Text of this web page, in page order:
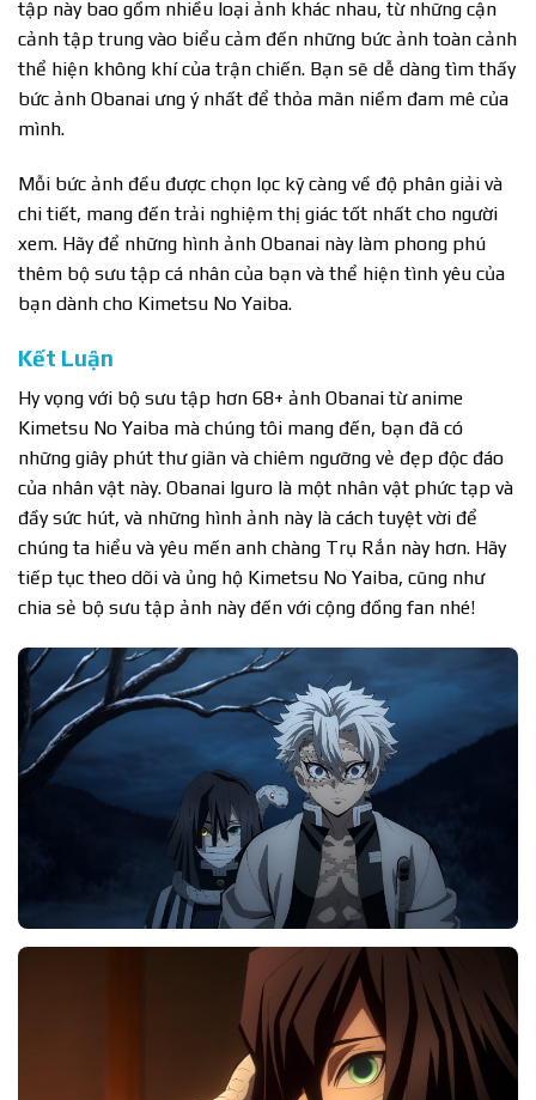
tập này bao gồm nhiều loại ảnh khác nhau, từ những cận
cảnh tập trung vào biểu cảm đến những bức ảnh toàn cảnh
thể hiện không khí của trận chiến. Bạn sẽ dễ dàng tìm thấy
bức ảnh Obanai ưng ý nhất để thỏa mãn niềm đam mê của
mình.
Mỗi bức ảnh đều được chọn lọc kỹ càng về độ phân giải và
chi tiết, mang đến trải nghiệm thị giác tốt nhất cho người
xem. Hãy để những hình ảnh Obanai này làm phong phú
thêm bộ sưu tập cá nhân của bạn và thể hiện tình yêu của
bạn dành cho Kimetsu No Yaiba.
Kết Luận
Hy vọng với bộ sưu tập hơn 68+ ảnh Obanai từ anime
Kimetsu No Yaiba mà chúng tôi mang đến, bạn đã có
những giây phút thư giãn và chiêm ngưỡng vẻ đẹp độc đáo
của nhân vật này. Obanai Iguro là một nhân vật phức tạp và
đầy sức hút, và những hình ảnh này là cách tuyệt vời để
chúng ta hiểu và yêu mến anh chàng Trụ Rắn này hơn. Hãy
tiếp tục theo dõi và ủng hộ Kimetsu No Yaiba, cũng như
chia sẻ bộ sưu tập ảnh này đến với cộng đồng fan nhé!